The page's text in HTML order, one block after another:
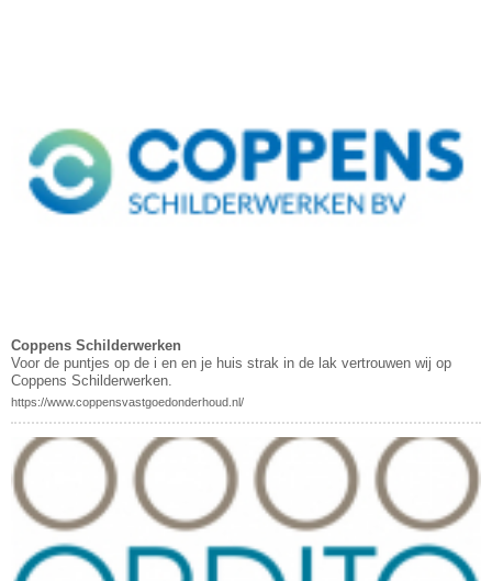
Coppens Schilderwerken
Voor de puntjes op de i en en je huis strak in de lak vertrouwen wij op
Coppens Schilderwerken.
https://www.coppensvastgoedonderhoud.nl/